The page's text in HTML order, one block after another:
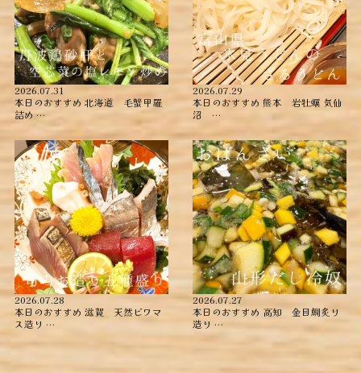
2026.07.31
本日のおすすめ ︎北海道 毛蟹甲羅
詰め ︎…
2026.07.29
本日のおすすめ ︎熊本 岩牡蠣 ︎気仙
沼 …
2026.07.28
本日のおすすめ ︎滋賀 天然ビワマ
ス造り …
2026.07.27
本日のおすすめ ︎高知 金目鯛炙り
造り ︎…